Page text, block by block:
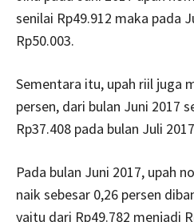
senilai Rp49.912 maka pada
Rp50.003.
Sementara itu, upah riil juga
persen, dari bulan Juni 2017
Rp37.408 pada bulan Juli
Pada bulan Juni 2017, upah
naik sebesar 0,26 persen
yaitu dari Rp49.782 menjadi